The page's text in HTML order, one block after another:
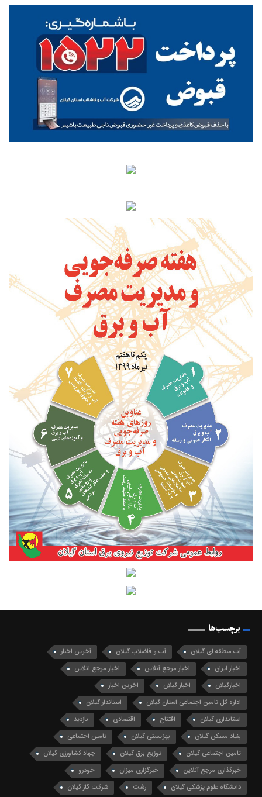
برچسب‌ها
آب منطقه ای گیلان آب و فاضلاب گیلان
آخرین اخبار
اخبار ایران
اخبار مرجع آنلاین
اخبار مرجع انلاین
اخبارگیلان
اخبار گیلان
اخرین اخبار
اداره کل تامین اجتماعی استان گیلان
استاندار گیلان
استانداری گیلان
افتتاح اقتصادی
بازدید
بنیاد مسکن گیلان
بهزیستی گیلان
تامین اجتماعی
تامین اجتماعی گیلان
توزیع برق گیلان
جهاد کشاورزی گیلان
خبرگذاری مرجع آنلاین
خبرگزاری میزان
خودرو
دانشگاه علوم پزشکی گیلان
رشت شرکت گاز گیلان